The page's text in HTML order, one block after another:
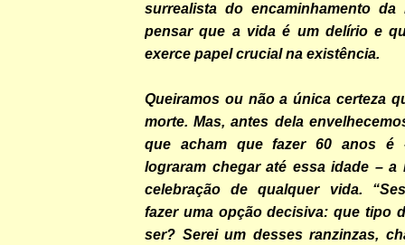
surrealista do encaminhamento da
pensar que a vida é um delírio e
exerce papel crucial na existência.
Queiramos ou não a única certeza
morte. Mas, antes dela
que acham que fazer 60 anos é
lograram chegar até essa idade – a
celebração de qualquer vida.
fazer uma opção decisiva: que tipo
ser? Serei um desses ranzinzas,